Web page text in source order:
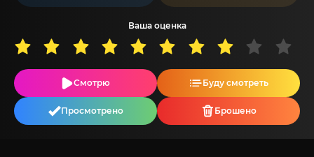
Ваша оценка
Смотрю Буду смотреть
Просмотрено Брошено